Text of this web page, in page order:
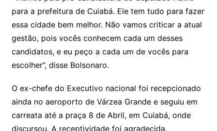
para a prefeitura de Cuiabá. Ele tem tudo para fazer
essa cidade bem melhor. Não vamos criticar a atual
gestão, pois vocês conhecem cada um desses
candidatos, e eu peço a cada um de vocês para
escolher”, disse Bolsonaro.
O ex-chefe do Executivo nacional foi recepcionado
ainda no aeroporto de Várzea Grande e seguiu em
carreata até a praça 8 de Abril, em Cuiabá, onde
discursou. A receptividade foi agradecida.